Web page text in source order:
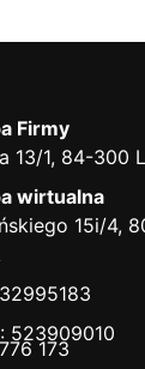
Firmy
13/1, 84-300
wirtualna
15i/4,
523909010
173